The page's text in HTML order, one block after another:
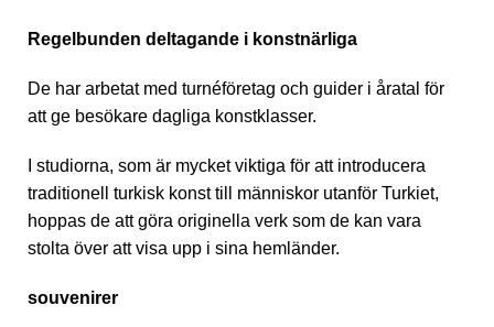
Regelbunden deltagande i konstnärliga
De har arbetat med turnéföretag och guider i åratal för
att ge besökare dagliga konstklasser.
I studiorna, som är mycket viktiga för att introducera
traditionell turkisk konst till människor utanför Turkiet,
hoppas de att göra originella verk som de kan vara
stolta över att visa upp i sina hemländer.
souvenirer